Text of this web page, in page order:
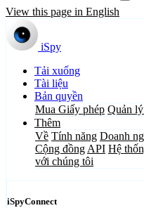
View this page in English
iSpy
Tải xuống
Tài liệu
Bản quyền
Mua Giấy phép Quản
Thêm
Về Tính năng Doanh
Cộng đồng API Hệ
với chúng tôi
iSpyConnect